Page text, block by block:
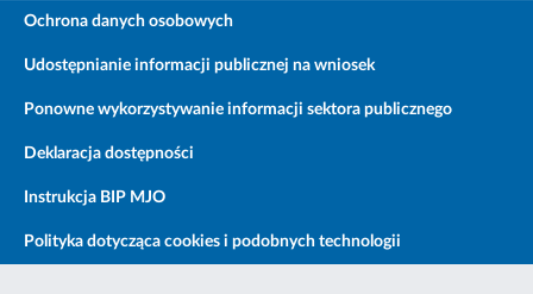
Ochrona danych osobowych
Udostępnianie informacji publicznej na wniosek
Ponowne wykorzystywanie informacji sektora publicznego
Deklaracja dostępności
Instrukcja BIP MJO
Polityka dotycząca cookies i podobnych technologii